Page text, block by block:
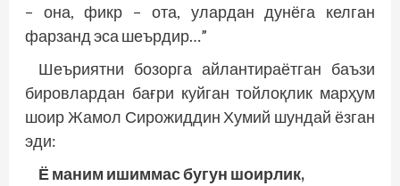
– она, фикр – ота, улардан дунёга келган
фарзанд эса шеърдир…”
Шеъриятни бозорга айлантираётган баъзи
бировлардан бағри куйган тойлоқлик марҳум
шоир Жамол Сирожиддин Хумий шундай ёзган
эди:
Ё маним ишиммас бугун шоирлик,